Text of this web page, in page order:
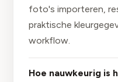
foto's importeren,
praktische
workflow.
Hoe nauwkeurig is